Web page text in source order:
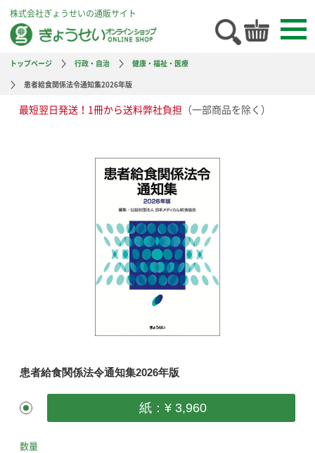
株式会社ぎょうせいの通販サイト
トップページ 行政・自治
健康・福祉・医療
患者給食関係法令通知集2026年版
最短翌日発送！1冊から送料弊社負担 （一部商品を除く）
患者給食関係法令通知集2026年版
紙：¥ 3,960
数量